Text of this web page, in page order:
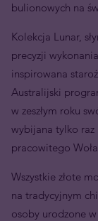
bulionowych na
Kolekcja Lunar,
precyzji
inspirowana
Australijski
w zeszłym roku
wybijana tylko raz
pracowitego
Wszystkie złote
na tradycyjnym
osoby urodzone